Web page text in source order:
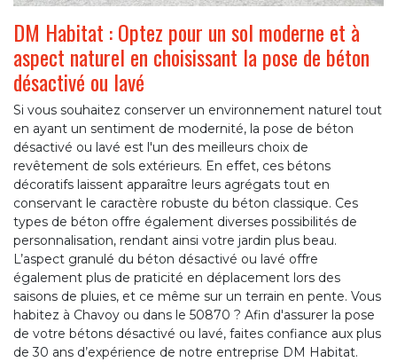
DM Habitat : Optez pour un sol moderne et à
aspect naturel en choisissant la pose de béton
désactivé ou lavé
Si vous souhaitez conserver un environnement naturel tout
en ayant un sentiment de modernité, la pose de béton
désactivé ou lavé est l'un des meilleurs choix de
revêtement de sols extérieurs. En effet, ces bétons
décoratifs laissent apparaître leurs agrégats tout en
conservant le caractère robuste du béton classique. Ces
types de béton offre également diverses possibilités de
personnalisation, rendant ainsi votre jardin plus beau.
L’aspect granulé du béton désactivé ou lavé offre
également plus de praticité en déplacement lors des
saisons de pluies, et ce même sur un terrain en pente. Vous
habitez à Chavoy ou dans le 50870 ? Afin d'assurer la pose
de votre bétons désactivé ou lavé, faites confiance aux plus
de 30 ans d’expérience de notre entreprise DM Habitat.